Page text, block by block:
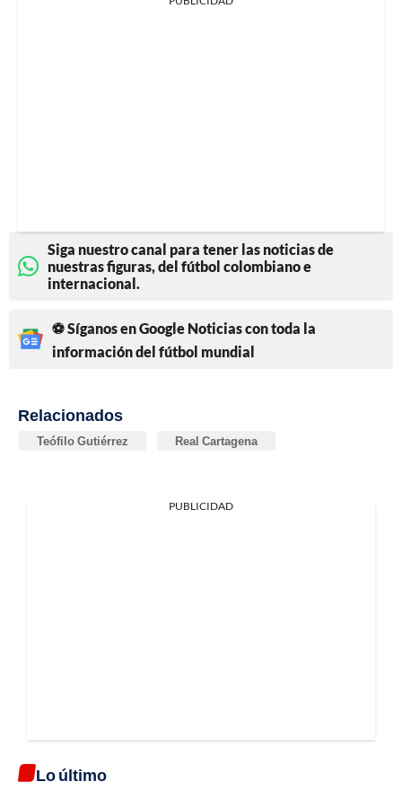
Siga nuestro canal para tener las noticias de
nuestras figuras, del fútbol colombiano e
internacional.
⚽ Síganos en Google Noticias con toda la
información del fútbol mundial
Relacionados
Teófilo Gutiérrez Real Cartagena
PUBLICIDAD
Lo último